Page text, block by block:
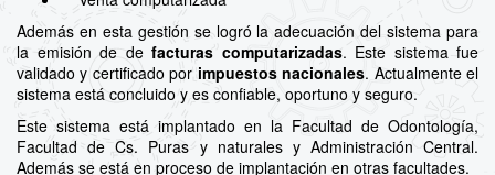
Además en esta gestión se logró la adecuación del sistema para
la emisión de de facturas computarizadas. Este sistema fue
validado y certificado por impuestos nacionales. Actualmente el
sistema está concluido y es confiable, oportuno y seguro.
Este sistema está implantado en la Facultad de Odontología,
Facultad de Cs. Puras y naturales y Administración Central.
Además se está en proceso de implantación en otras facultades.